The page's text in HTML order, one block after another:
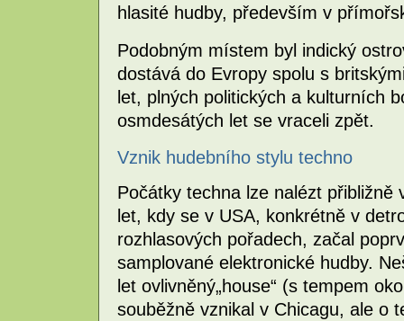
hlasité hudby, především v
Podobným místem byl indický
dostává do Evropy spolu s
let, plných politických a kulturních
osmdesátých let se vraceli zpět.
Vznik hudebního stylu techno
Počátky techna lze nalézt
let, kdy se v USA, konkrétně v
rozhlasových pořadech, začal
samplované elektronické hudby.
let ovlivněný„house“ (s tempem
souběžně vznikal v Chicagu, ale o